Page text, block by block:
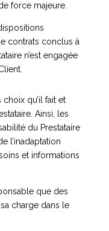
force majeure.
contrats conclus à
n’est engagée
qu’il fait et
Ainsi, les
du Prestataire
l’inadaptation
et informations
que des
charge dans le